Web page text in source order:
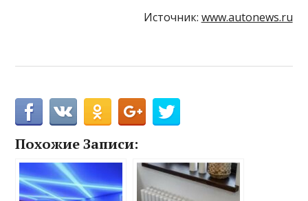
Источник: www.autonews.ru
Похожие Записи: